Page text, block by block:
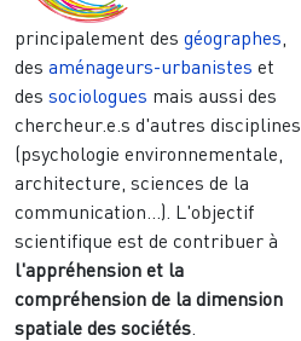
principalement des géographes
des aménageurs-urbanistes et
des sociologues mais aussi des
chercheur.e.s d'autres disciplines
(psychologie environnementale,
architecture, sciences de la
communication...). L'objectif
scientifique est de contribuer à
l'appréhension et la
compréhension de la dimension
spatiale des sociétés